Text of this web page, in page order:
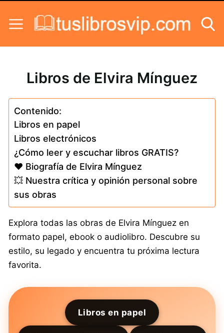
Libros de Elvira Mínguez
Contenido:
Libros en papel
Libros electrónicos
¿Cómo leer y escuchar libros GRATIS?
❤️ Biografía de Elvira Mínguez
💥 Nuestra crítica y opinión personal sobre
sus obras
Explora todas las obras de Elvira Mínguez en
formato papel, ebook o audiolibro. Descubre su
estilo, su legado y encuentra tu próxima lectura
favorita.
Libros en papel